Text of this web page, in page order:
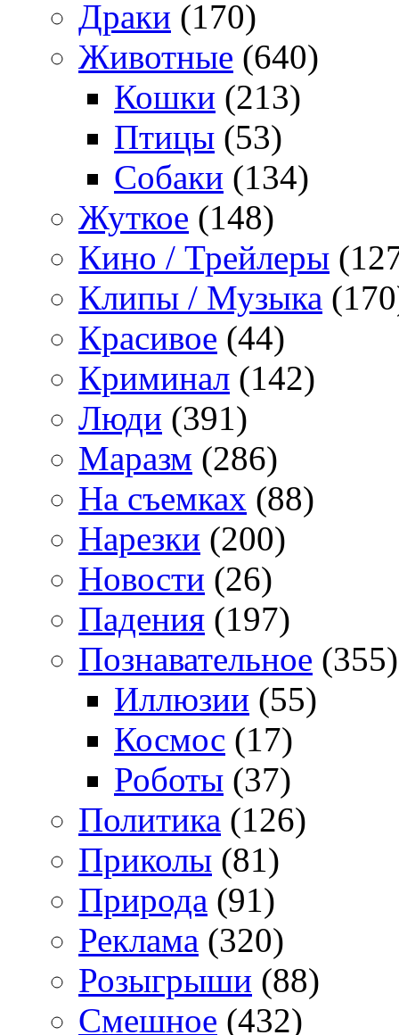
Драки (170)
Животные (640)
Кошки (213)
Птицы (53)
Собаки (134)
Жуткое (148)
Кино / Трейлеры
Клипы / Музыка
Красивое (44)
Криминал (142)
Люди (391)
Маразм (286)
На съемках (88)
Нарезки (200)
Новости (26)
Падения (197)
Познавательное (355)
Иллюзии (55)
Космос (17)
Роботы (37)
Политика (126)
Приколы (81)
Природа (91)
Реклама (320)
Розыгрыши (88)
Смешное (432)